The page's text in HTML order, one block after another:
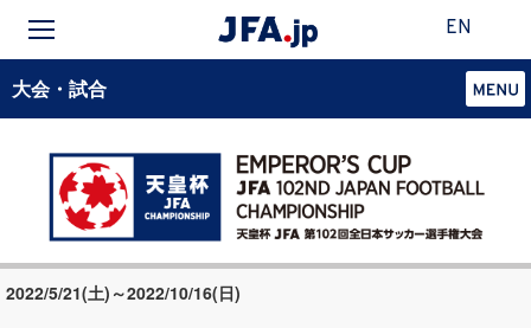
EN
大会・試合
2022/5/21(土)～2022/10/16(日)